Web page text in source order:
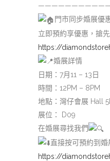
門市同步婚展優
立即預約享優惠，搶
https://
婚展詳情
日期：7月11 – 13日
時間：12PM – 8PM
地點：灣仔會展 Hall
展位： D09
在婚展尋找我們
直接按可預約到
https://